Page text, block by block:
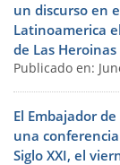
un discurso en
Latinoamerica
de Las
Publicado en:
El Embajador
una
Siglo XXI, el